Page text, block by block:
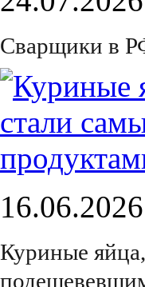
Сварщики в
16.06.2026
Куриные